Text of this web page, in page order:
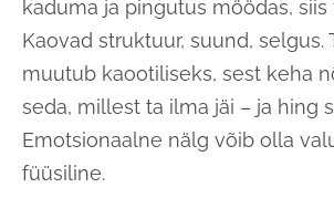
kaduma ja pingutus möödas,
Kaovad struktuur, suund, selgus.
muutub kaootiliseks, sest keha
seda, millest ta ilma jäi – ja hing
Emotsionaalne nälg võib olla
füüsiline.